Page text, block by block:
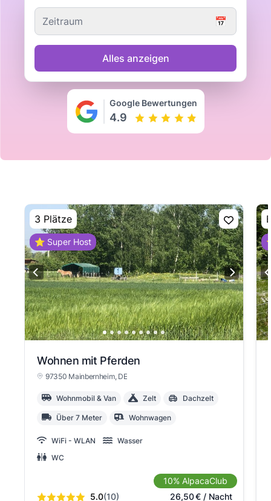
Zeitraum 📅
Alles anzeigen
Google Bewertungen
4.9
3 Plätze
⭐ Super Host
Wohnen mit Pferden
97350 Mainbernheim, DE
Wohnmobil & Van Zelt Dachzelt
Über 7 Meter Wohnwagen
WiFi - WLAN
Wasser
WC
5.0(10)
10% AlpacaClub
26,50€/ Nacht
View slide 1
View slide 2
View slide 3
View slide 4
View slide 5